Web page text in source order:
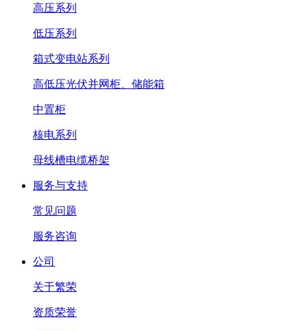
高压系列
低压系列
箱式变电站系列
高低压光伏并网柜、储能箱
中置柜
核电系列
母线槽电缆桥架
服务与支持
常见问题
服务咨询
公司
关于繁荣
资质荣誉